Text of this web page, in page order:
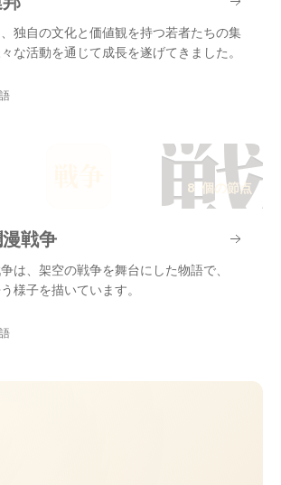
独自の文化と価値観を持つ若者たちの集
な活動を通じて成長を遂げてきました。
戦
8 個の節点
戦争
は、架空の戦争を舞台にした物語で、
様子を描いています。